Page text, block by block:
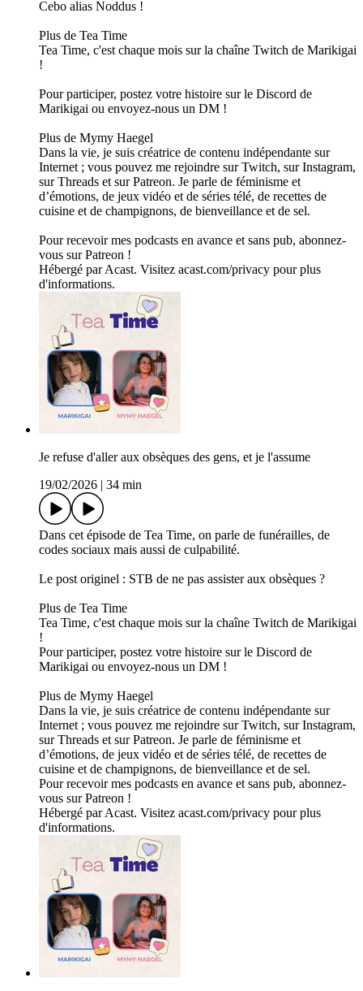
Cebo alias Noddus !
Plus de Tea Time
Tea Time, c'est chaque mois sur la chaîne Twitch de Marikigai
!
Pour participer, postez votre histoire sur le Discord de
Marikigai ou envoyez-nous un DM !
Plus de Mymy Haegel
Dans la vie, je suis créatrice de contenu indépendante sur
Internet ; vous pouvez me rejoindre sur Twitch, sur Instagram,
sur Threads et sur Patreon. Je parle de féminisme et
d’émotions, de jeux vidéo et de séries télé, de recettes de
cuisine et de champignons, de bienveillance et de sel.
Pour recevoir mes podcasts en avance et sans pub, abonnez-
vous sur Patreon !
Hébergé par Acast. Visitez acast.com/privacy pour plus
d'informations.
Je refuse d'aller aux obsèques des gens, et je l'assume
19/02/2026
34 min
Dans cet épisode de Tea Time, on parle de funérailles, de
codes sociaux mais aussi de culpabilité.
Le post originel : STB de ne pas assister aux obsèques ?
Plus de Tea Time
Tea Time, c'est chaque mois sur la chaîne Twitch de Marikigai
!
Pour participer, postez votre histoire sur le Discord de
Marikigai ou envoyez-nous un DM !
Plus de Mymy Haegel
Dans la vie, je suis créatrice de contenu indépendante sur
Internet ; vous pouvez me rejoindre sur Twitch, sur Instagram,
sur Threads et sur Patreon. Je parle de féminisme et
d’émotions, de jeux vidéo et de séries télé, de recettes de
cuisine et de champignons, de bienveillance et de sel.
Pour recevoir mes podcasts en avance et sans pub, abonnez-
vous sur Patreon !
Hébergé par Acast. Visitez acast.com/privacy pour plus
d'informations.